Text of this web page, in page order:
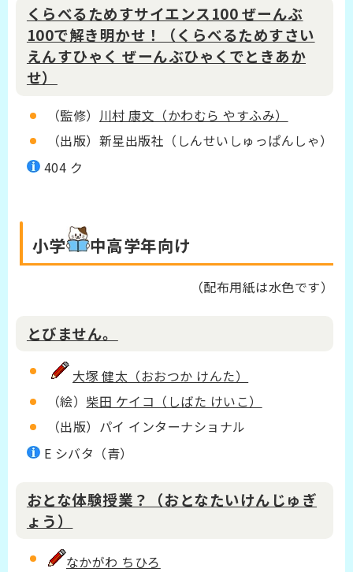
くらべるためすサイエンス100 ぜーんぶ
100で解き明かせ！（くらべるためすさい
えんすひゃく ぜーんぶひゃくでときあか
せ）
（監修） 川村 康文（かわむら やすふみ）
（出版）新星出版社（しんせいしゅっぱんしゃ）
404 ク
小学 中高学年向け
（配布用紙は水色です）
とびません。
大塚 健太（おおつか けんた）
（絵） 柴田 ケイコ（しばた けいこ）
（出版）パイ インターナショナル
E シバタ（青）
おとな体験授業？（おとなたいけんじゅぎ
ょう）
なかがわ ちひろ